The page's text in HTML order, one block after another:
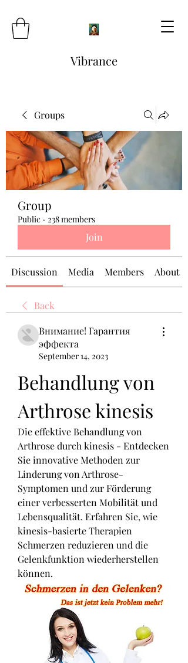
Vibrance
Groups
Group
Public · 238 members
Join
Discussion Media Members About
Back
Внимание! Гарантия
эффекта
September 14, 2023
Behandlung von
Arthrose kinesis
Die effektive Behandlung von
Arthrose durch kinesis - Entdecken
Sie innovative Methoden zur
Linderung von Arthrose-
Symptomen und zur Förderung
einer verbesserten Mobilität und
Lebensqualität. Erfahren Sie, wie
kinesis-basierte Therapien
Schmerzen reduzieren und die
Gelenkfunktion wiederherstellen
können.